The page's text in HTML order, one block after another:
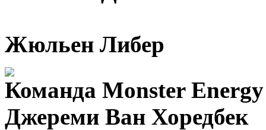
Жюльен Либер
Команда Monster
Джереми Ван Хоредбек